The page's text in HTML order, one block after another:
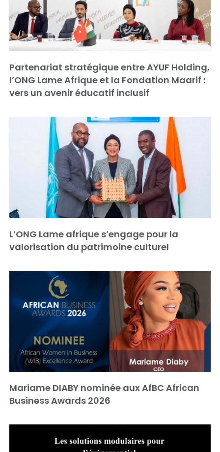
Partenariat stratégique entre AYUF Holding,
l’ONG Lame Afrique et la Fondation Maarif :
vers un avenir éducatif inclusif
L’ONG Lame afrique s’engage pour la
valorisation du patrimoine culturel
Mariame DIABY nominée aux AfBC African
Business Awards 2026